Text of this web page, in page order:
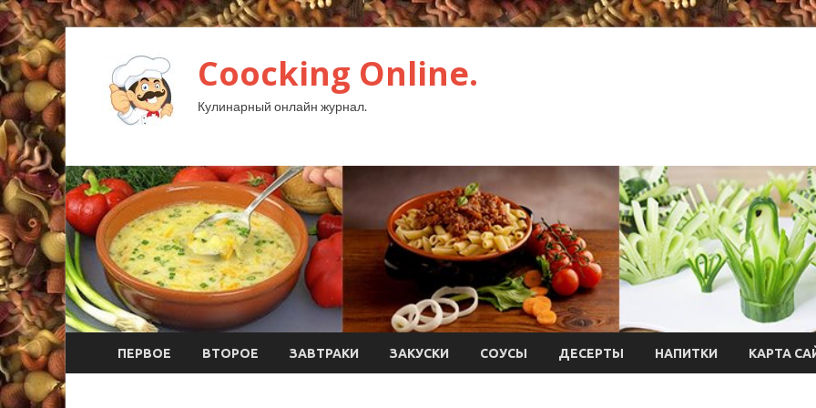
Coocking Online.
Кулинарный онлайн журнал.
ПЕРВОЕ ВТОРОЕ ЗАВТРАКИ ЗАКУСКИ СОУСЫ ДЕСЕРТЫ НАПИТКИ КАРТА